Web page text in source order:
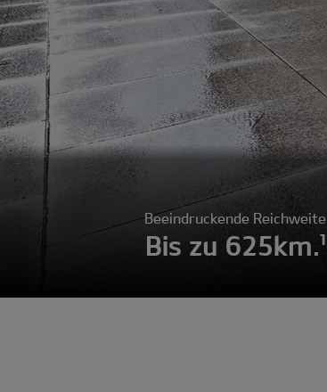
Beeindruckende Reichweite
Bis zu 625km.¹